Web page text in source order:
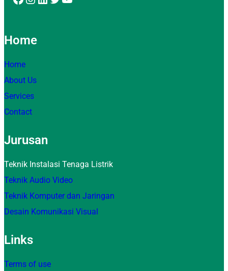
Home
Home
About Us
Services
Contact
Jurusan
Teknik Instalasi Tenaga Listrik
Teknik Audio Video
Teknik Komputer dan Jaringan
Desain Komunikasi Visual
Links
Terms of use